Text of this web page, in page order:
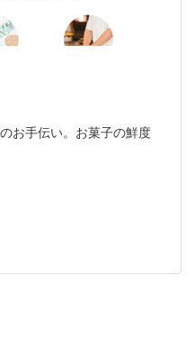
お手伝い。お菓子の鮮度